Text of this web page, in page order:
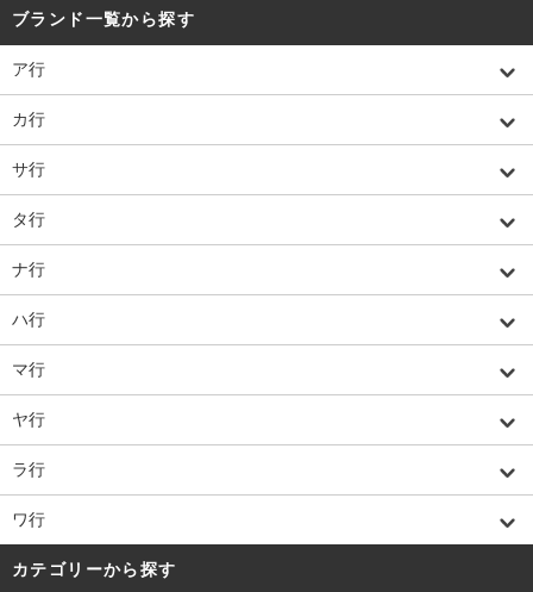
ブランド一覧から探す
ア行
カ行
サ行
タ行
ナ行
ハ行
マ行
ヤ行
ラ行
ワ行
カテゴリーから探す